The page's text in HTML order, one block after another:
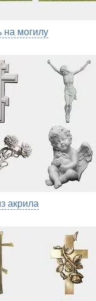
на могилу
акрила